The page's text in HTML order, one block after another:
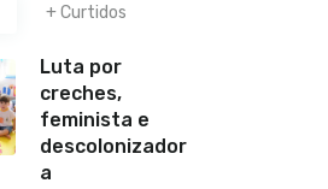
+ Curtidos
Luta por
creches,
feminista e
descolonizador
a